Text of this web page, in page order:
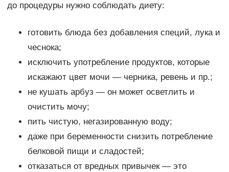
до процедуры нужно соблюдать диету:
готовить блюда без добавления специй, лука и
чеснока;
исключить употребление продуктов, которые
искажают цвет мочи — черника, ревень и пр.;
не кушать арбуз — он может осветлить и
очистить мочу;
пить чистую, негазированную воду;
даже при беременности снизить потребление
белковой пищи и сладостей;
отказаться от вредных привычек — это